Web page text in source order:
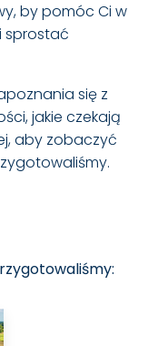
by pomóc Ci w
sprostać
się z
jakie czekają
aby zobaczyć